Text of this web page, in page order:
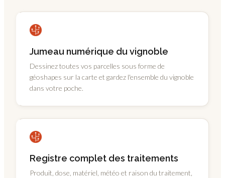
Jumeau numérique du vignoble
Dessinez toutes vos parcelles sous forme de
géoshapes sur la carte et gardez l'ensemble du vignoble
dans votre poche.
Registre complet des traitements
Produit, dose, matériel, météo et raison du traitement,